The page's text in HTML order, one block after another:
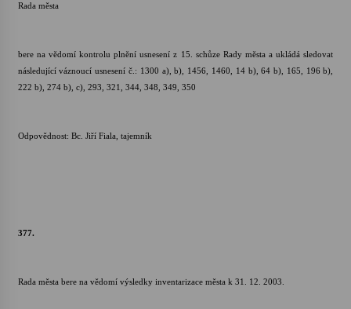
Votavžatský ploty
Rada města
bere na vědomí kontrolu plnění usnesení z 15. schůze Rady města a ukládá sledovat
následující váznoucí usnesení č.: 1300 a), b), 1456, 1460, 14 b), 64 b), 165, 196 b),
222 b), 274 b), c), 293, 321, 344, 348, 349, 350
Odpovědnost: Bc. Jiří Fiala, tajemník
377.
Rada města bere na vědomí výsledky inventarizace města k 31. 12. 2003.